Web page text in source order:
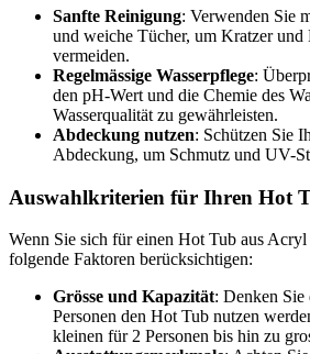
Sanfte Reinigung: Verwenden Sie
und weiche Tücher, um Kratzer und
vermeiden.
Regelmässige Wasserpflege:
den pH-Wert und die Chemie des
Wasserqualität zu gewährleisten.
Abdeckung nutzen: Schützen Sie
Abdeckung, um Schmutz und UV-
Auswahlkriterien für Ihren Hot
Wenn Sie sich für einen Hot Tub aus Acryl
folgende Faktoren berücksichtigen:
Grösse und Kapazität: Denken Sie
Personen den Hot Tub nutzen
kleinen für 2 Personen bis hin zu